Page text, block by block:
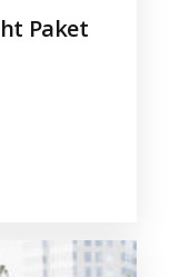
Paket